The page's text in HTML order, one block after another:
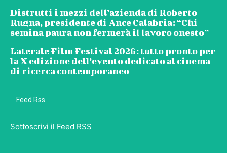
Distrutti i mezzi dell’azienda di Roberto
Rugna, presidente di Ance Calabria: “Chi
semina paura non fermerà il lavoro onesto”
Laterale Film Festival 2026: tutto pronto per
la X edizione dell’evento dedicato al cinema
di ricerca contemporaneo
Feed Rss
Sottoscrivi il Feed RSS